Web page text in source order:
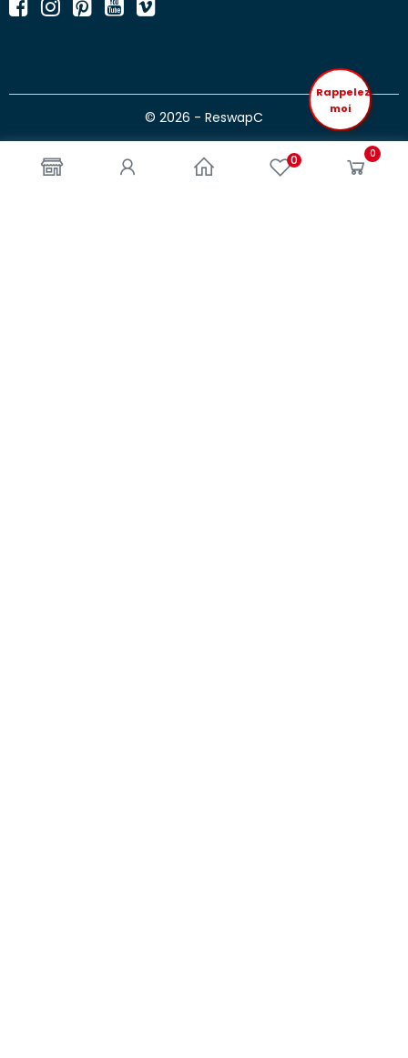
0 0
© 2026 - ReswapC
Rappelez
moi